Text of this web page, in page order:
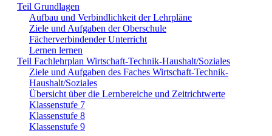
Teil Grundlagen
Aufbau und Verbindlichkeit der Lehrpläne
Ziele und Aufgaben der Oberschule
Fächerverbindender Unterricht
Lernen lernen
Teil Fachlehrplan Wirtschaft-Technik-Haushalt/Soziales
Ziele und Aufgaben des Faches Wirtschaft-Technik-
Haushalt/Soziales
Übersicht über die Lernbereiche und Zeitrichtwerte
Klassenstufe 7
Klassenstufe 8
Klassenstufe 9